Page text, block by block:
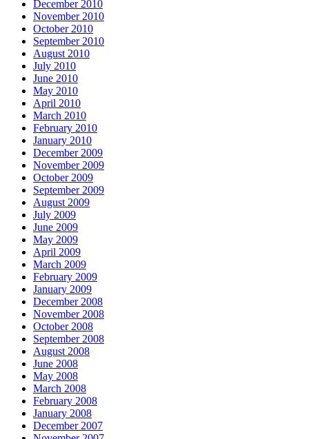
December 2010
November 2010
October 2010
September 2010
August 2010
July 2010
June 2010
May 2010
April 2010
March 2010
February 2010
January 2010
December 2009
November 2009
October 2009
September 2009
August 2009
July 2009
June 2009
May 2009
April 2009
March 2009
February 2009
January 2009
December 2008
November 2008
October 2008
September 2008
August 2008
June 2008
May 2008
March 2008
February 2008
January 2008
December 2007